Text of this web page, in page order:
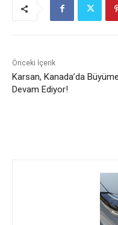
Önceki İçerik
Karsan, Kanada’da
Devam Ediyor!